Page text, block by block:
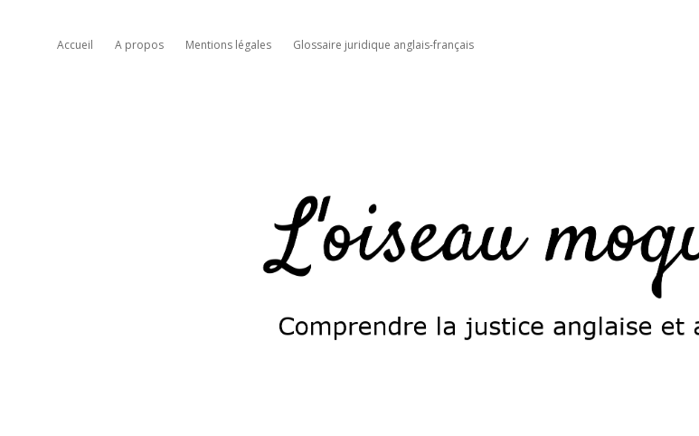
Accueil A propos Mentions légales Glossaire juridique anglais-français